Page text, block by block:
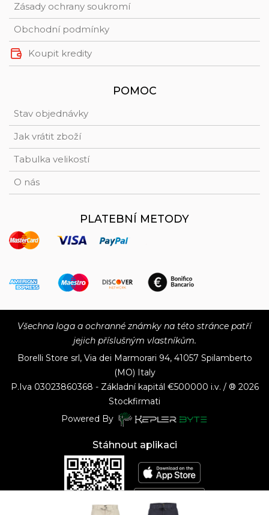
Zásady ochrany soukromí
Obchodní podmínky
Koupit kredity
POMOC
Stav objednávky
Jak vrátit zboží
Tabulka velikostí
O nás
PLATEBNÍ METODY
Všechna loga a ochranné známky na této stránce patří
jejich příslušným vlastníkům.
Borelli Store srl, Via dei Marmorari 94, 41057 Spilamberto
(MO) Italy
P.Iva 03023860368 - Základní kapitál €500000 i.v. / ® 2026
Stockfirmati
Powered By
Stáhnout aplikaci